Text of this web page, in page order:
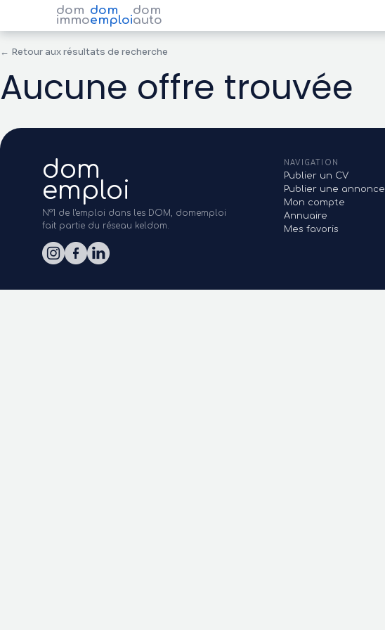
dom
immo
dom
emploi
dom
auto
← Retour aux résultats de recherche
Aucune offre trouvée
dom
emploi
N°1 de l'emploi dans les DOM, domemploi
fait partie du réseau keldom.
NAVIGATION
Publier un CV
Publier une annonce
Mon compte
Annuaire
Mes favoris